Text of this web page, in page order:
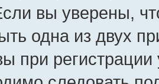
вы уверены,
одна из двух
при